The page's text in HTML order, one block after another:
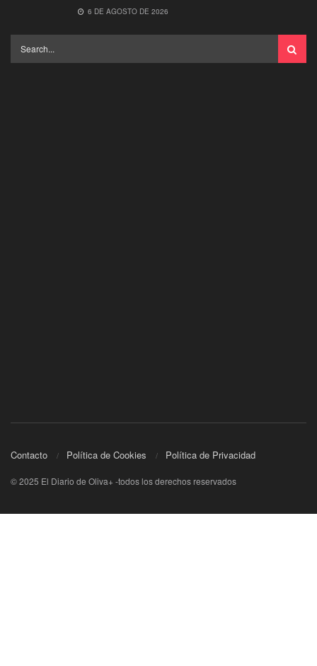
6 DE AGOSTO DE 2026
Contacto Política de Cookies Política de Privacidad
© 2025 El Diario de Oliva+ -todos los derechos reservados